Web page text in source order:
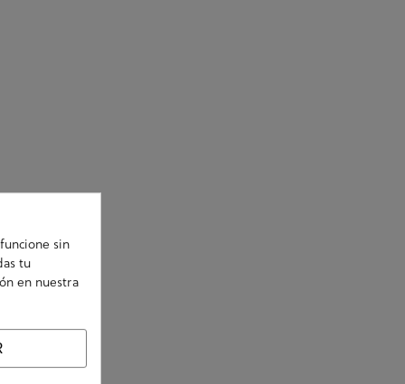
sin
tu
en nuestra